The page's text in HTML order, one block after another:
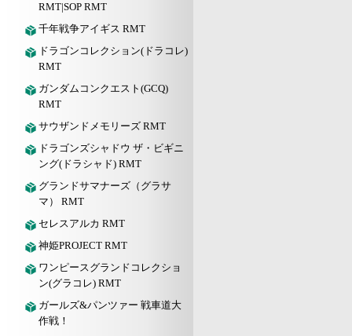
RMT|SOP RMT
千年戦争アイギス RMT
ドラゴンコレクション(ドラコレ)
RMT
ガンダムコンクエスト(GCQ)
RMT
サウザンドメモリーズ RMT
ドラゴンズシャドウ ザ・ビギニ
ング(ドラシャド) RMT
グランドサマナーズ（グラサ
マ） RMT
セレスアルカ RMT
神姫PROJECT RMT
ワンピースグランドコレクショ
ン(グラコレ) RMT
ガールズ&パンツァー 戦車道大
作戦！